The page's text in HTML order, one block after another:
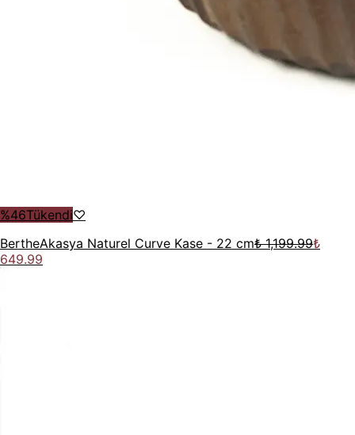
%46Tükendi♡
Berthe Akasya Naturel Curve Kase - 22 cm₺ 1,199.99₺
649.99